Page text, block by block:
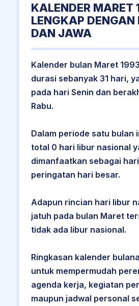
KALENDER MARET
LENGKAP DENGAN
DAN JAWA
Kalender bulan Maret
durasi sebanyak 31 hari,
pada hari Senin dan
Rabu.
Dalam periode satu bulan
total 0 hari libur nasional
dimanfaatkan sebagai
peringatan hari besar.
Adapun rincian hari libur
jatuh pada bulan Maret
tidak ada libur nasional.
Ringkasan kalender
untuk mempermudah
agenda kerja, kegiatan
maupun jadwal personal